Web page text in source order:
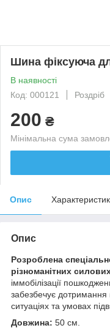
Шина фіксуюча
В наявності
Код: 000121
Роздріб
200 ₴
Мінімальна сума
Опис
Опис
Розроблена
різноманітних
іммобілізації
забезбечує
ситуаціях та умовах
Довжина: 50 см.